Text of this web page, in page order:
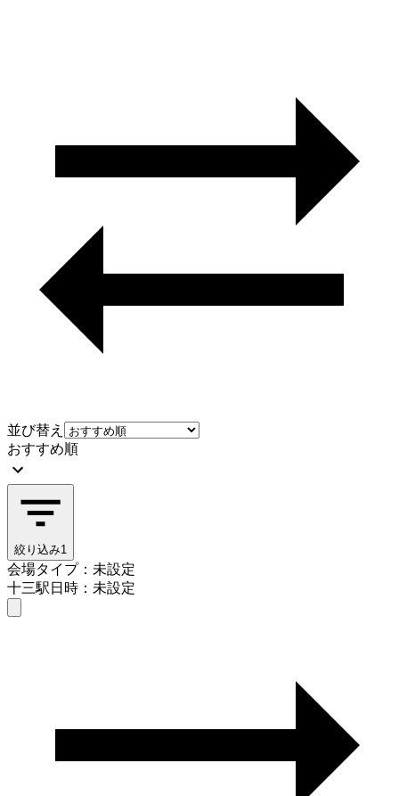
並び替え
おすすめ順
絞り込み1
会場タイプ：未設定
十三駅日時：未設定